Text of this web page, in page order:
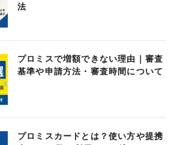
法
プロミスで増額できない理由｜審査
基準や申請方法・審査時間について
プロミスカードとは？使い方や提携